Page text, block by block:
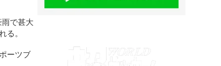
で甚大
る。
ーツブ